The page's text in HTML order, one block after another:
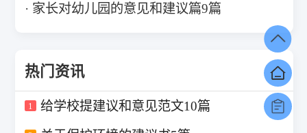
家长对幼儿园的意见和建议篇9篇
热门资讯
1 给学校提建议和意见范文10篇